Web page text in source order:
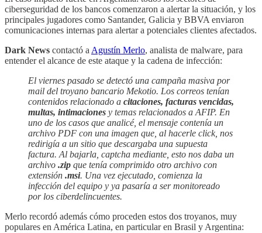
ciberseguridad de los bancos comenzaron a alertar la situación, y los
principales jugadores como Santander, Galicia y BBVA enviaron
comunicaciones internas para alertar a potenciales clientes afectados.
Dark News contactó a Agustín Merlo, analista de malware, para
entender el alcance de este ataque y la cadena de infección:
El viernes pasado se detectó una campaña masiva por
mail del troyano bancario Mekotio. Los correos tenían
contenidos relacionado a citaciones, facturas vencidas,
multas, intimaciones y temas relacionados a AFIP. En
uno de los casos que analicé, el mensaje contenía un
archivo PDF con una imagen que, al hacerle click, nos
redirigía a un sitio que descargaba una supuesta
factura. Al bajarla, captcha mediante, esto nos daba un
archivo .zip que tenía comprimido otro archivo con
extensión .msi. Una vez ejecutado, comienza la
infección del equipo y ya pasaría a ser monitoreado
por los ciberdelincuentes.
Merlo recordó además cómo proceden estos dos troyanos, muy
populares en América Latina, en particular en Brasil y Argentina: